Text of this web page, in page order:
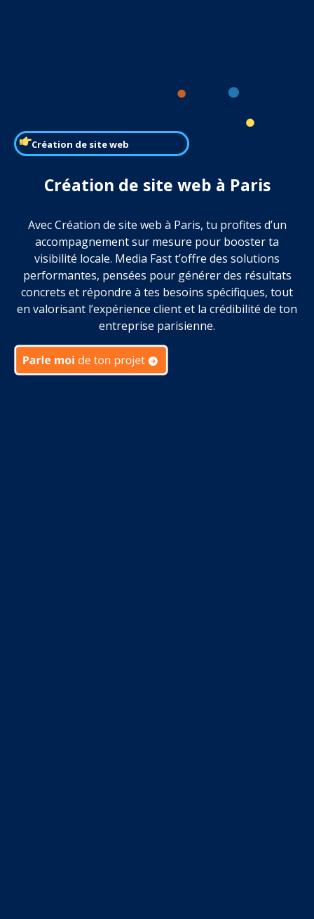
Création de site web
Création de site web à Paris
Avec Création de site web à Paris, tu profites d’un
accompagnement sur mesure pour booster ta
visibilité locale. Media Fast t’offre des solutions
performantes, pensées pour générer des résultats
concrets et répondre à tes besoins spécifiques, tout
en valorisant l’expérience client et la crédibilité de ton
entreprise parisienne.